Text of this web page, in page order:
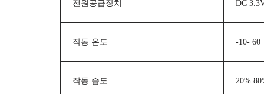
전원공급장치 DC
작동 온도 -10- 60
작동 습도 20%